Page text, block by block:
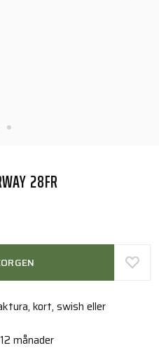
28FR
kort, swish eller
månader